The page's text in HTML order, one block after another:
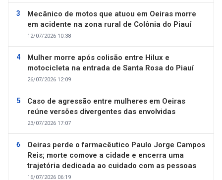
Mecânico de motos que atuou em Oeiras morre
em acidente na zona rural de Colônia do Piauí
12/07/2026 10:38
Mulher morre após colisão entre Hilux e
motocicleta na entrada de Santa Rosa do Piauí
26/07/2026 12:09
Caso de agressão entre mulheres em Oeiras
reúne versões divergentes das envolvidas
23/07/2026 17:07
Oeiras perde o farmacêutico Paulo Jorge Campos
Reis; morte comove a cidade e encerra uma
trajetória dedicada ao cuidado com as pessoas
16/07/2026 06:19